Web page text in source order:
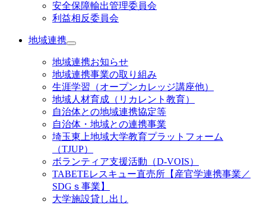
安全保障輸出管理委員会
利益相反委員会
地域連携
地域連携お知らせ
地域連携事業の取り組み
生涯学習（オープンカレッジ講座他）
地域人材育成（リカレント教育）
自治体との地域連携協定等
自治体・地域との連携事業
埼玉東上地域大学教育プラットフォーム
（TJUP）
ボランティア支援活動（D-VOIS）
TABETEレスキュー直売所【産官学連携事業／
SDGｓ事業】
大学施設貸し出し